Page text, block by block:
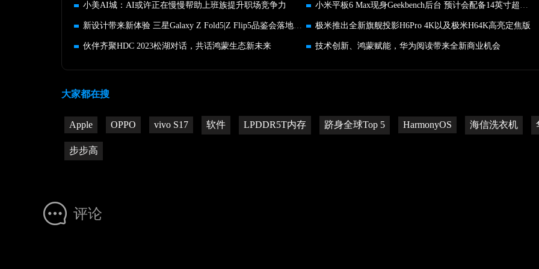
小美AI城：AI或许正在慢慢帮助上班族提升职场竞争力 小米平板6 Max现身Geekbench后台 预计会配备14英寸超大屏幕
新设计带来新体验 三星Galaxy Z Fold5|Z Flip5品鉴会落地北京 极米推出全新旗舰投影H6Pro 4K以及极米H64K高亮定焦版
伙伴齐聚HDC 2023松湖对话，共话鸿蒙生态新未来 技术创新、鸿蒙赋能，华为阅读带来全新商业机会
大家都在搜
Apple OPPO vivo S17 软件 LPDDR5T内存 跻身全球Top 5 HarmonyOS 海信洗衣机
步步高
评论